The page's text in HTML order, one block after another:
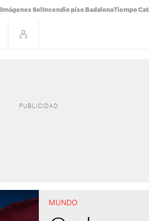
Imágenes Sol Incendio piso BadalonaTiempo
MUNDO